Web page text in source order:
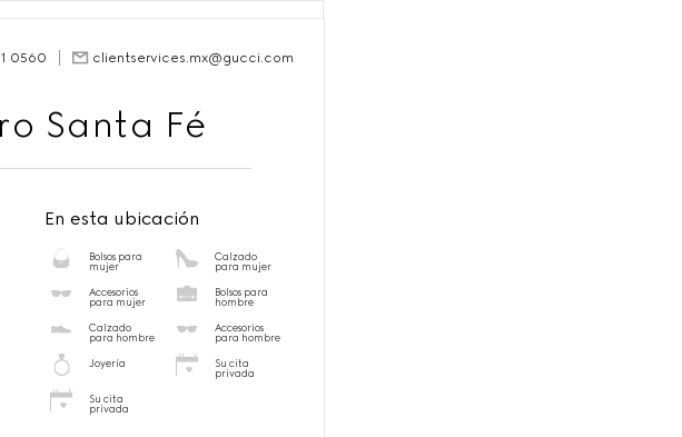
0560 clientservices.mx@gucci.com
Santa Fé
En esta ubicación
Bolsos para
mujer
Calzado
para mujer
Accesorios
para mujer
Bolsos para
hombre
Calzado
para hombre
Accesorios
para hombre
Joyería
Su cita
privada
Su cita
privada